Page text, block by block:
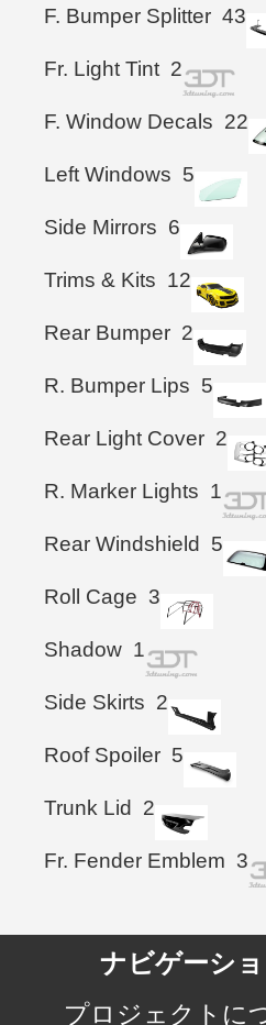
F. Bumper Splitter 43
Fr. Light Tint 2
F. Window Decals 22
Left Windows 5
Side Mirrors 6
Trims & Kits 12
Rear Bumper 2
R. Bumper Lips 5
Rear Light Cover 2
R. Marker Lights 1
Rear Windshield 5
Roll Cage 3
Shadow 1
Side Skirts 2
Roof Spoiler 5
Trunk Lid 2
Fr. Fender Emblem 3
ナビゲーシ
プロジェクトに